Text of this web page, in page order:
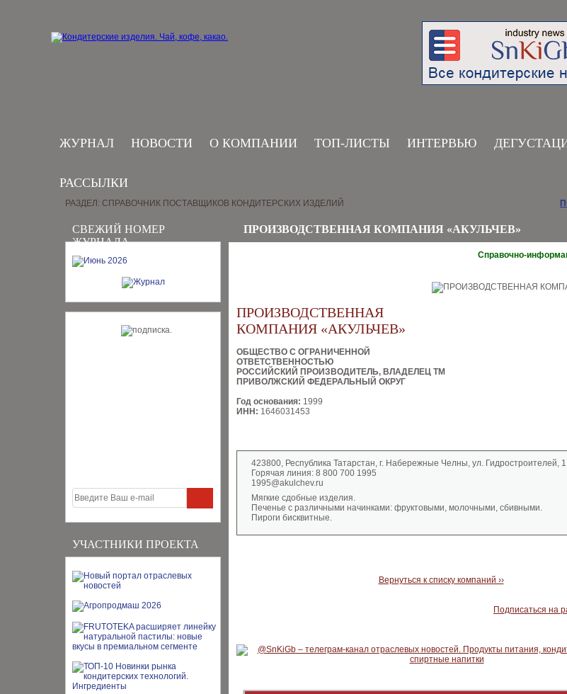
ЖУРНАЛ НОВОСТИ О КОМПАНИИ ТОП-ЛИСТЫ ИНТЕРВЬЮ
РАССЫЛКИ
СВЕЖИЙ НОМЕР
ЖУРНАЛА
УЧАСТНИКИ ПРОЕКТА
РАЗДЕЛ: СПРАВОЧНИК ПОСТАВЩИКОВ КОНДИТЕРСКИХ ИЗДЕЛИЙ
ПРОИЗВОДСТВЕННАЯ КОМПАНИЯ «АКУЛЬЧЕВ»
Справочно-
ПРОИЗВОДСТВЕННАЯ
КОМПАНИЯ «АКУЛЬЧЕВ»
ОБЩЕСТВО С ОГРАНИЧЕННОЙ
ОТВЕТСТВЕННОСТЬЮ
РОССИЙСКИЙ ПРОИЗВОДИТЕЛЬ, ВЛАДЕЛЕЦ ТМ
ПРИВОЛЖСКИЙ ФЕДЕРАЛЬНЫЙ ОКРУГ
Год основания: 1999
ИНН: 1646031453
423800, Республика Татарстан, г. Набережные Челны, ул. Гидростроителей,
Горячая линия: 8 800 700 1995
1995@akulchev.ru
Мягкие сдобные изделия.
Печенье с различными начинками: фруктовыми, молочными, сбивными.
Пироги бисквитные.
Вернуться к списку компаний ››
Подписаться на